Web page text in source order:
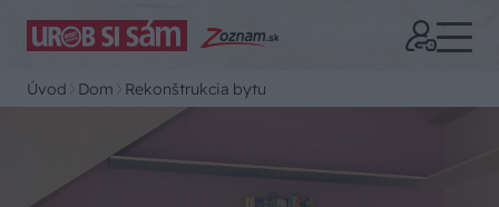
Úvod Dom Rekonštrukcia bytu